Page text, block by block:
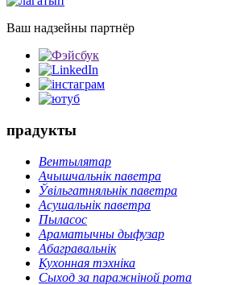
Ваш надзейны партнёр
прадукты
Вентылятар
Ачышчальнік паветра
Ўвільгатняльнік паветра
Асушальнік паветра
Пыласос
Араматычны дыфузар
Абагравальнік
Кухонная тэхніка
Сыход за паражніной рота